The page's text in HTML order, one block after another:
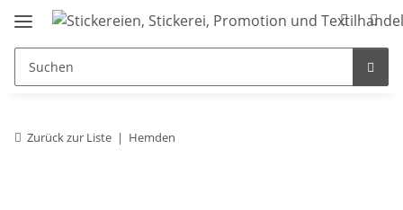
Zurück zur Liste Hemden